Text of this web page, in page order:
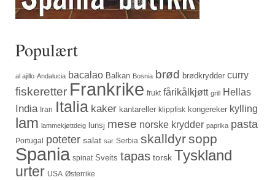
Populært
al ajillo Andalucia bacalao Balkan Bosnia brød brødkrydder curry
fiskeretter Frankrike frukt fårikålkjøtt grill Hellas
India Iran Italia kaker kantareller klippfisk kongereker kylling
lam lammekjøttdeig lunsj mese norske krydder paprika pasta
Portugal poteter salat sar Serbia skalldyrsopp
Spania spinat Sveits tapas torsk Tyskland
urter USA Østerrike